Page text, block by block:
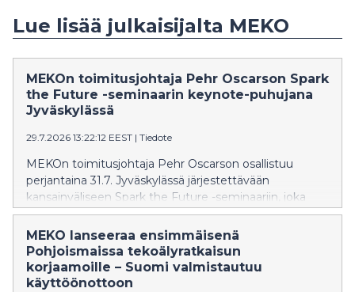
Lue lisää julkaisijalta MEKO
MEKOn toimitusjohtaja Pehr Oscarson Spark
the Future -seminaarin keynote-puhujana
Jyväskylässä
29.7.2026 13:22:12 EEST | Tiedote
MEKOn toimitusjohtaja Pehr Oscarson osallistuu
perjantaina 31.7. Jyväskylässä järjestettävään
kansainväliseen Spark the Future -seminaariin, joka
kokoaa yhteen kestävän liikkumisen, teknologian,
liiketoiminnan ja moottoriurheilun asiantuntijoita osana
Secto Rally Finland -tapahtumaa.
MEKO lanseeraa ensimmäisenä
Pohjoismaissa tekoälyratkaisun
korjaamoille – Suomi valmistautuu
käyttöönottoon